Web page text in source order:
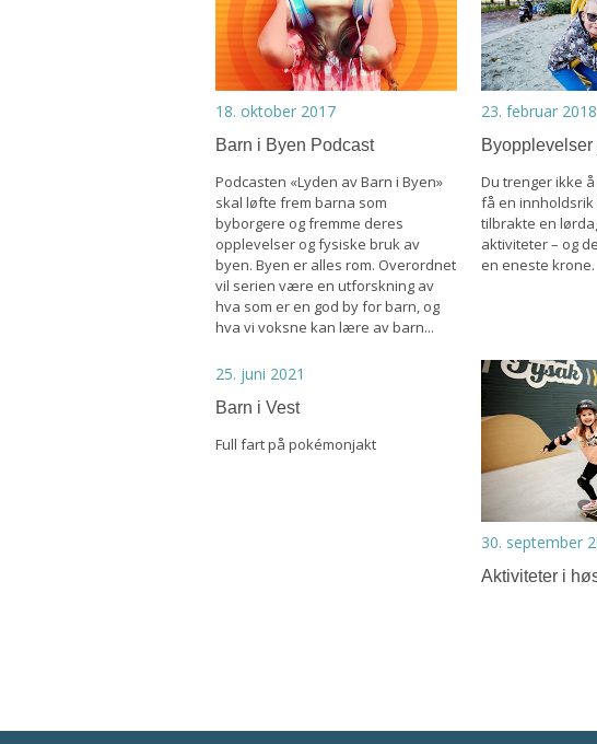
18. oktober 2017
Barn i Byen Podcast
Podcasten «Lyden av Barn i Byen»
skal løfte frem barna som
byborgere og fremme deres
opplevelser og fysiske bruk av
byen. Byen er alles rom. Overordnet
vil serien være en utforskning av
hva som er en god by for barn, og
hva vi voksne kan lære av barn...
23. februar 2018
Du trenger ikke
få en innholdsrik
tilbrakte en
aktiviteter – og
en eneste krone.
25. juni 2021
Barn i Vest
Full fart på pokémonjakt
30. september
Aktiviteter i